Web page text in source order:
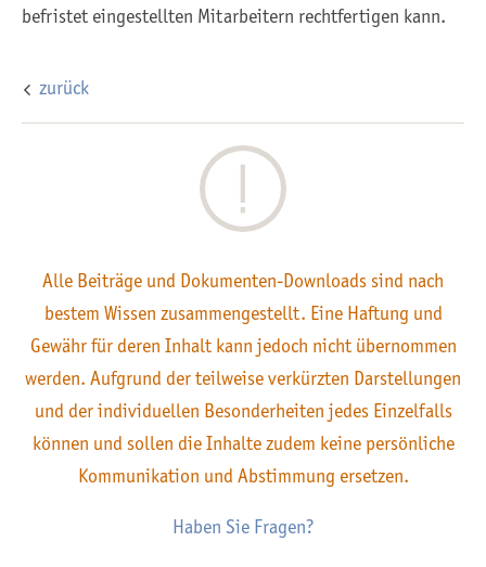
befristet eingestellten Mitarbeitern rechtfertigen kann.
zurück
Alle Beiträge und Dokumenten-Downloads sind nach
bestem Wissen zusammengestellt. Eine Haftung und
Gewähr für deren Inhalt kann jedoch nicht übernommen
werden. Aufgrund der teilweise verkürzten Darstellungen
und der individuellen Besonderheiten jedes Einzelfalls
können und sollen die Inhalte zudem keine persönliche
Kommunikation und Abstimmung ersetzen.
Haben Sie Fragen?